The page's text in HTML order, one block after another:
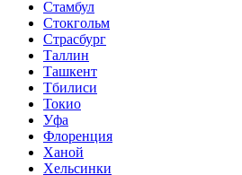
Стамбул
Стокгольм
Страсбург
Таллин
Ташкент
Тбилиси
Токио
Уфа
Флоренция
Ханой
Хельсинки